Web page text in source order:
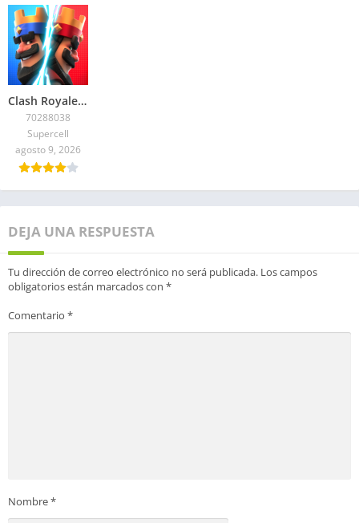
Clash Royale APK Mod Hack Monedas y Gemas Ilimitadas
70288038
Supercell
agosto 9, 2026
DEJA UNA RESPUESTA
Tu dirección de correo electrónico no será publicada. Los campos
obligatorios están marcados con *
Comentario *
Nombre*